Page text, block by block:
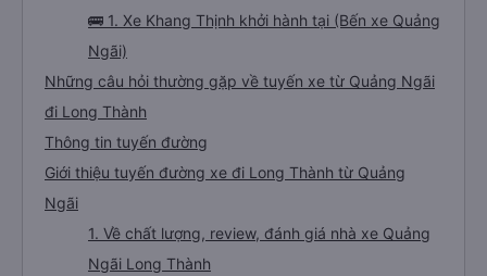
🚌 1. Xe Khang Thịnh khởi hành tại (Bến xe Quảng
Ngãi)
Những câu hỏi thường gặp về tuyến xe từ Quảng Ngãi
đi Long Thành
Thông tin tuyến đường
Giới thiệu tuyến đường xe đi Long Thành từ Quảng
Ngãi
1. Về chất lượng, review, đánh giá nhà xe Quảng
Ngãi Long Thành